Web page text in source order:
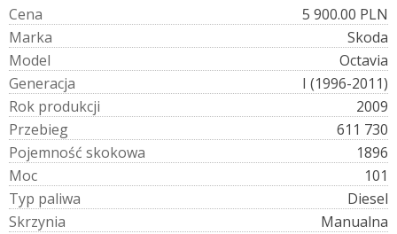
Cena
5 900.00 PLN
Marka
Skoda
Model
Octavia
Generacja
I (1996-2011)
Rok produkcji
2009
Przebieg
611 730
Pojemność skokowa
1896
Moc
101
Typ paliwa
Diesel
Skrzynia
Manualna